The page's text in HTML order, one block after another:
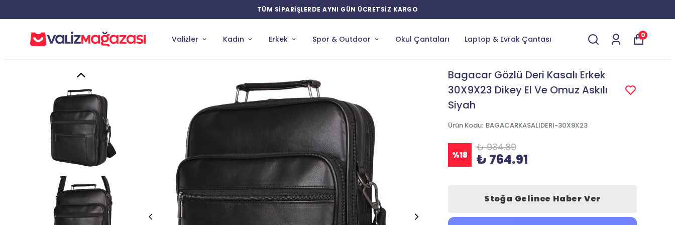
YENİ ÜRÜNLERDE ÖZEL İNDİRİMLER
Valizler Kadın Erkek Spor & Outdoor Okul Çantaları Laptop & Evrak Çantası 0
Bagacar Gözlü Deri Kasalı Erkek
30X9X23 Dikey El Ve Omuz Askılı
Siyah
Ürün Kodu: BAGACARKASALIDERI-30X9X23
%18
₺ 934.89
₺ 764.91
Stoğa Gelince Haber Ver